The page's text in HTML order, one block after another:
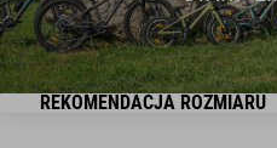
REKOMENDACJA ROZMIARU